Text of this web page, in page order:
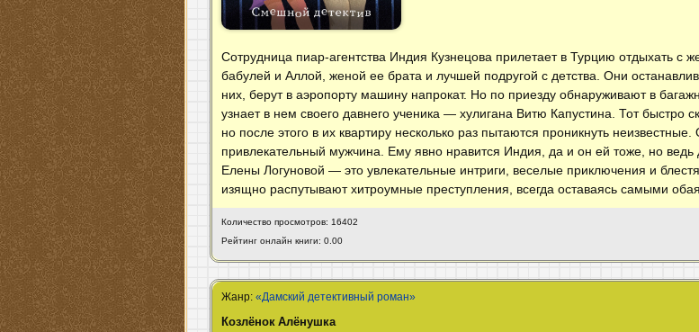
Сотрудница пиар-агентства Индия Кузнецова прилетает в Турцию отдыхать
бабулей и Аллой, женой ее брата и лучшей подругой с детства. Они
них, берут в аэропорту машину напрокат. Но по приезду обнаруживают в
узнает в нем своего давнего ученика — хулигана Витю Капустина. Тот быстро
но после этого в их квартиру несколько раз пытаются проникнуть
привлекательный мужчина. Ему явно нравится Индия, да и он ей тоже, но
Елены Логуновой — это увлекательные интриги, веселые приключения и
изящно распутывают хитроумные преступления, всегда оставаясь самыми
Количество просмотров: 16402
Рейтинг онлайн книги: 0.00
Жанр:«Дамский детективный роман»
Козлёнок Алёнушка